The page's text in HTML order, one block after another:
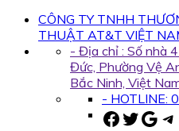
CÔNG TY TNHH
THUẬT AT&T VIỆT
- Địa chỉ : Số nhà
Đức, Phường Vệ
Bắc Ninh, Việt
- HOTLINE:
Facebook
Twitter